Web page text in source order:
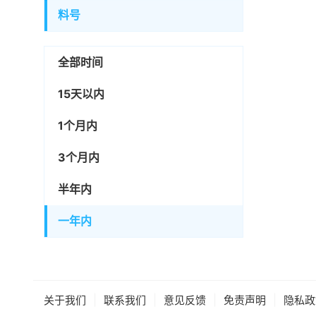
料号
全部时间
15天以内
1个月内
3个月内
半年内
一年内
关于我们 联系我们 意见反馈 免责声明 隐私